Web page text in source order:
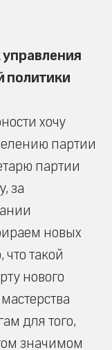
политики
хочу
партии
партии
за
новых
такой
нового
для того,
значимом